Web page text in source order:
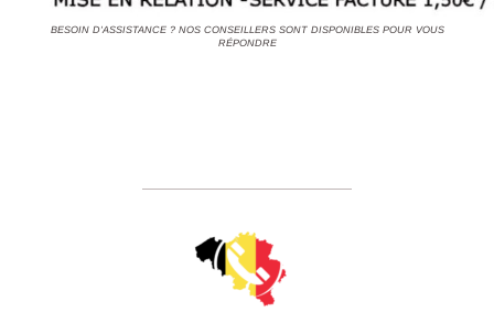
BESOIN D'ASSISTANCE ? NOS CONSEILLERS SONT DISPONIBLES POUR VOUS
RÉPONDRE